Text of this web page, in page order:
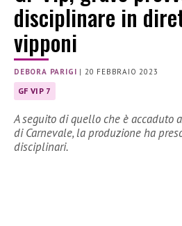
disciplinare in
vipponi
DEBORA PARIGI | 20 FEBBRAIO 2023
GF VIP 7
A seguito di quello che è accaduto
di Carnevale, la produzione ha
disciplinari.